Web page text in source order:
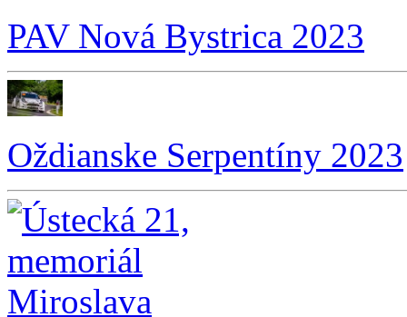
PAV Nová Bystrica 2023
Oždianske Serpentíny 2023